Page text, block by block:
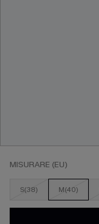
MISURARE (EU)
S(38) M(40)